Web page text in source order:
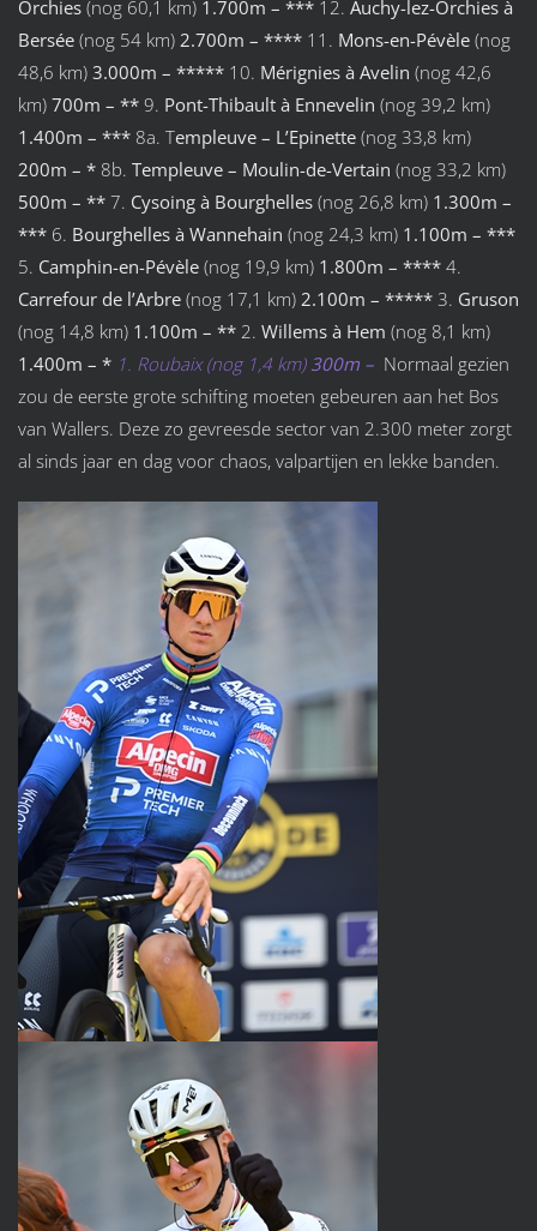
Orchies (nog 60,1 km) 1.700m – *** 12. Auchy-lez-Orchies à
Bersée (nog 54 km) 2.700m – **** 11. Mons-en-Pévèle (nog
48,6 km) 3.000m – ***** 10. Mérignies à Avelin (nog 42,6
km) 700m – ** 9. Pont-Thibault à Ennevelin (nog 39,2 km)
1.400m – *** 8a. Templeuve – L’Epinette (nog 33,8 km)
200m – * 8b. Templeuve – Moulin-de-Vertain (nog 33,2 km)
500m – ** 7. Cysoing à Bourghelles (nog 26,8 km) 1.300m –
*** 6. Bourghelles à Wannehain (nog 24,3 km) 1.100m – ***
5. Camphin-en-Pévèle (nog 19,9 km) 1.800m – **** 4.
Carrefour de l’Arbre (nog 17,1 km) 2.100m – ***** 3. Gruson
(nog 14,8 km) 1.100m – ** 2. Willems à Hem (nog 8,1 km)
1.400m – * 1. Roubaix (nog 1,4 km) 300m – Normaal gezien
zou de eerste grote schifting moeten gebeuren aan het Bos
van Wallers. Deze zo gevreesde sector van 2.300 meter zorgt
al sinds jaar en dag voor chaos, valpartijen en lekke banden.